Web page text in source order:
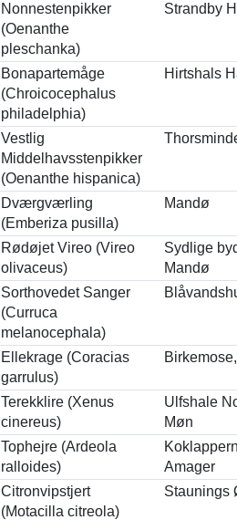
Nonnestenpikker
(Oenanthe
pleschanka)
Strandby
Bonapartemåge
(Chroicocephalus
philadelphia)
Hirtshals
Vestlig
Middelhavsstenpikker
(Oenanthe hispanica)
Dværgværling
(Emberiza pusilla)
Mandø
Rødøjet Vireo (Vireo
olivaceus)
Sydlige
Mandø
Sorthovedet Sanger
(Curruca
melanocephala)
Ellekrage (Coracias
garrulus)
Terekklire (Xenus
cinereus)
Ulfshale
Møn
Tophejre (Ardeola
ralloides)
Amager
Citronvipstjert
(Motacilla citreola)
Staunings